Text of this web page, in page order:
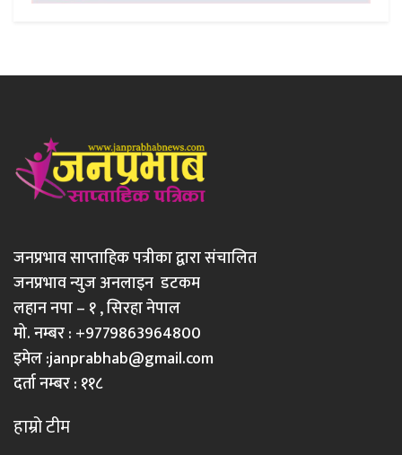
जनप्रभाव साप्ताहिक पत्रीका द्वारा संचालित
जनप्रभाव न्युज अनलाइन डटकम
लहान नपा – १ , सिरहा नेपाल
मो. नम्बर : +9779863964800
इमेल :janprabhab@gmail.com
दर्ता नम्बर : ११८
हाम्रो टीम